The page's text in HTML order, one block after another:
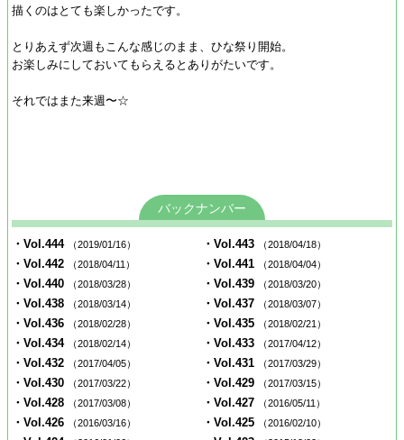
描くのはとても楽しかったです。
とりあえず次週もこんな感じのまま、ひな祭り開始。
お楽しみにしておいてもらえるとありがたいです。
それではまた来週〜☆
バックナンバー
・Vol.444 （2019/01/16） ・Vol.443 （2018/04/18）
・Vol.442 （2018/04/11） ・Vol.441 （2018/04/04）
・Vol.440 （2018/03/28） ・Vol.439 （2018/03/20）
・Vol.438 （2018/03/14） ・Vol.437 （2018/03/07）
・Vol.436 （2018/02/28） ・Vol.435 （2018/02/21）
・Vol.434 （2018/02/14） ・Vol.433 （2017/04/12）
・Vol.432 （2017/04/05） ・Vol.431 （2017/03/29）
・Vol.430 （2017/03/22） ・Vol.429 （2017/03/15）
・Vol.428 （2017/03/08） ・Vol.427 （2016/05/11）
・Vol.426 （2016/03/16） ・Vol.425 （2016/02/10）